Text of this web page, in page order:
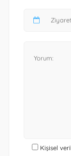
Kişisel